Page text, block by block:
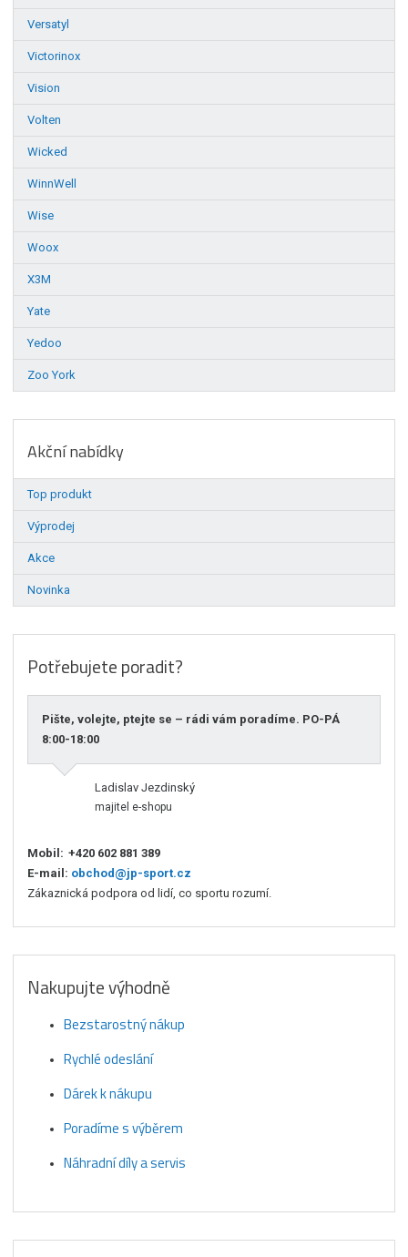
Versatyl
Victorinox
Vision
Volten
Wicked
WinnWell
Wise
Woox
X3M
Yate
Yedoo
Zoo York
Akční nabídky
Top produkt
Výprodej
Akce
Novinka
Potřebujete poradit?
Pište, volejte, ptejte se – rádi vám poradíme. PO-PÁ
8:00-18:00
Ladislav Jezdinský
majitel e-shopu
Mobil: +420 602 881 389
E-mail: obchod@jp-sport.cz
Zákaznická podpora od lidí, co sportu rozumí.
Nakupujte výhodně
Bezstarostný nákup
Rychlé odeslání
Dárek k nákupu
Poradíme s výběrem
Náhradní díly a servis